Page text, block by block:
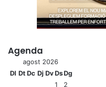
Agenda
agost 2026
Dl DtDc Dj DvDsDg
1
2